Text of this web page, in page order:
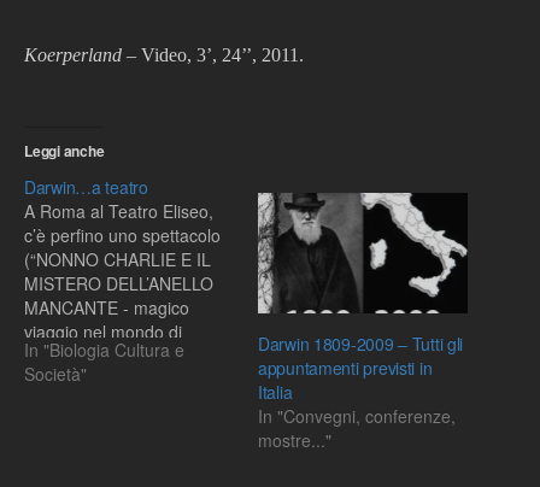
Koerperland – Video, 3’, 24’’, 2011.
Leggi anche
Darwin…a teatro
A Roma al Teatro Eliseo,
c’è perfino uno spettacolo
(“NONNO CHARLIE E IL
MISTERO DELL’ANELLO
MANCANTE - magico
viaggio nel mondo di
DARWIN”) adatto a
bambini dai tre fino a 11
In "Biologia Cultura e
Società"
Darwin 1809-2009 – Tutti gli
appuntamenti previsti in
Italia
In "Convegni, conferenze,
mostre..."